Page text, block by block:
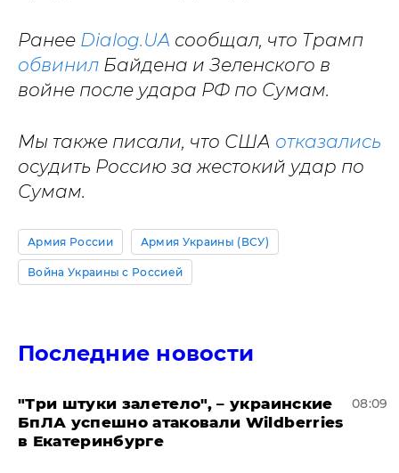
Ранее Dialog.UA сообщал, что Трамп
обвинил Байдена и Зеленского в
войне после удара РФ по Сумам.
Мы также писали, что США отказались
осудить Россию за жестокий удар по
Сумам.
Армия России Армия Украины (ВСУ)
Война Украины с Россией
Последние новости
"Три штуки залетело", – украинские
БпЛА успешно атаковали Wildberries
в Екатеринбурге
08:09